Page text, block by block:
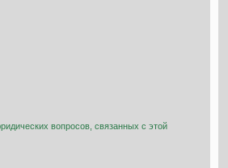
вопросов, связанных с этой